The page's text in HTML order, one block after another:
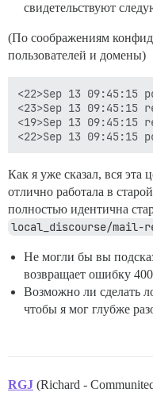
свидетельствуют
(По соображениям
пользователей и домены)
<22>Sep 13 09:45:15
<23>Sep 13 09:45:15
<19>Sep 13
Как я уже сказал, вся эта
отлично работала в
полностью идентична
local_discourse/mail-
Не могли бы вы
возвращает ошибку
Возможно ли сделать
чтобы я мог глубже
RGJ (Richard -